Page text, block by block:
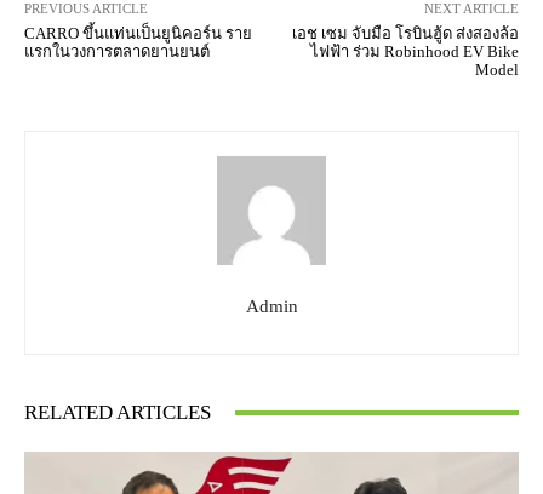
PREVIOUS ARTICLE
CARRO ขึ้นแท่นเป็นยูนิคอร์น ราย
แรกในวงการตลาดยานยนต์
NEXT ARTICLE
เอช เซม จับมือ โรบินฮู้ด ส่งสองล้อ
ไฟฟ้า ร่วม Robinhood EV Bike
Model
Admin
RELATED ARTICLES